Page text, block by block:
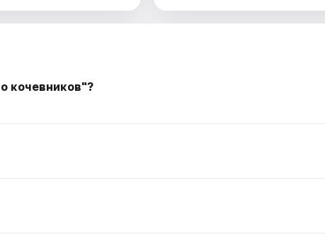
кочевников"?